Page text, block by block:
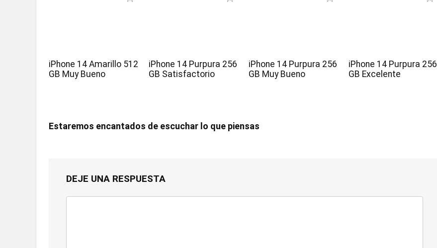
iPhone 14 Amarillo 512
GB Muy Bueno
iPhone 14 Purpura 256
GB Satisfactorio
iPhone 14 Purpura 256
GB Muy Bueno
iPhone 14 Purpura 256
GB Excelente
Estaremos encantados de escuchar lo que piensas
DEJE UNA RESPUESTA